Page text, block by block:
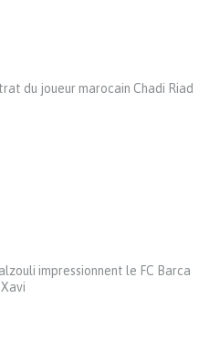
du joueur marocain Chadi Riad
impressionnent le FC Barca